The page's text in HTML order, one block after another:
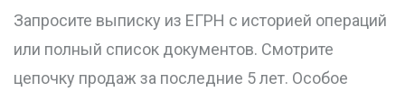
Запросите выписку из ЕГРН с историей операций
или полный список документов. Смотрите
цепочку продаж за последние 5 лет. Особое